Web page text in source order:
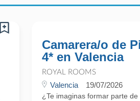
Camarera/o de
4* en Valencia
ROYAL ROOMS
Valencia 19/07/2026
¿Te imaginas formar parte